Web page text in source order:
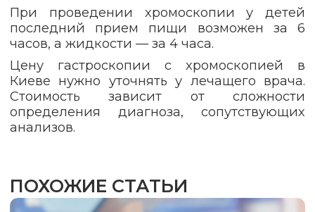
При проведении хромоскопии у детей
последний прием пищи возможен за 6
часов, а жидкости — за 4 часа.
Цену гастроскопии с хромоскопией в
Киеве нужно уточнять у лечащего врача.
Стоимость зависит от сложности
определения диагноза, сопутствующих
анализов.
ПОХОЖИЕ СТАТЬИ